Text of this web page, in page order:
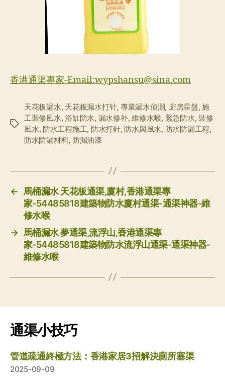
香港通渠專家-Email:wypshansu@sina.com
标
天花板漏水, 天花板漏水打针, 專業漏水侦测, 廚房星盤,施
工裝修風水,浴缸防水, 漏水修补,維修水喉, 緊急防水,裝修
風水, 防水工程施工, 防水打針, 防水與風水, 防水防漏工程,
防水防漏材料, 防漏油漆
← 馬桶漏水 天花板通渠,廈村,香港通渠專
家-54485818建築物防水廈村通渠-通渠神器-維
修水喉
→ 馬桶漏水 夢通渠,流浮山,香港通渠專
家-54485818建築物防水流浮山通渠-通渠神器-
維修水喉
通渠小技巧
管道疏通終極方法：香港家居3招解決廁所塞渠
2025-09-09